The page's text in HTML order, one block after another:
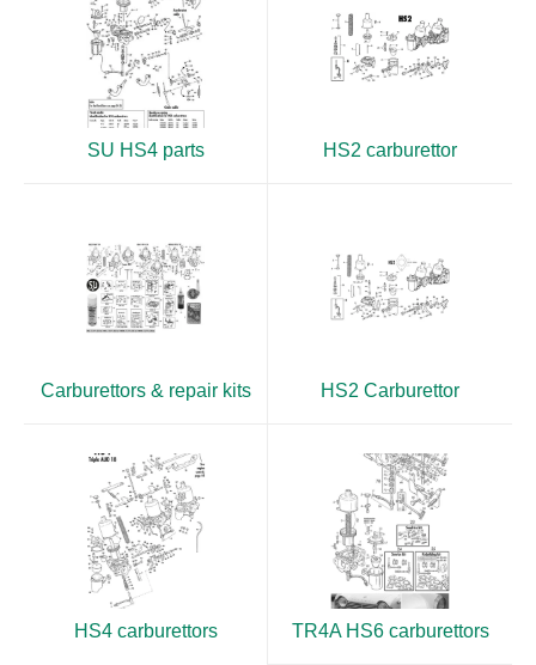
SU HS4 parts HS2 carburettor
Carburettors & repair kits HS2 Carburettor
HS4 carburettors TR4A HS6 carburettors